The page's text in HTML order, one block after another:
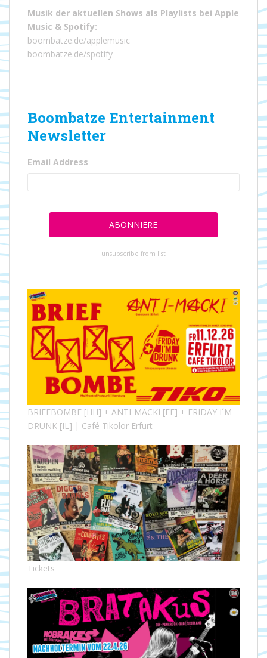
Musik der aktuellen Shows als Playlists bei Apple
Music & Spotify:
boombatze.de/applemusic
boombatze.de/spotify
Boombatze Entertainment
Newsletter
Email Address
unsubscribe from list
BRIEFBOMBE [HH] + ANTI-MACKI [EF] + FRIDAY I´M
DRUNK [IL] | Café Tikolor Erfurt
Tickets